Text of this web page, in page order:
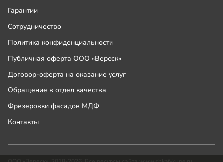
Гарантии
Сотрудничество
Политика конфиденциальности
Публичная оферта ООО «Вереск»
Договор-оферта на оказание услуг
Обращение в отдел качества
Фрезеровки фасадов МДФ
Контакты